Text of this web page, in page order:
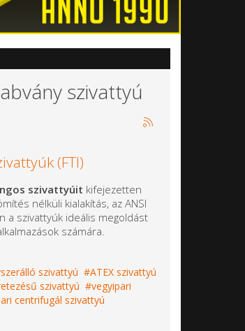
szivattyú
(FTI)
szivattyúit kifejezetten
nélküli kialakítás, az ANSI
a szivattyúk ideális megoldást
számára.
szivattyú
ATEX szivattyú
szivattyú
vegyipari
centrifugál szivattyú